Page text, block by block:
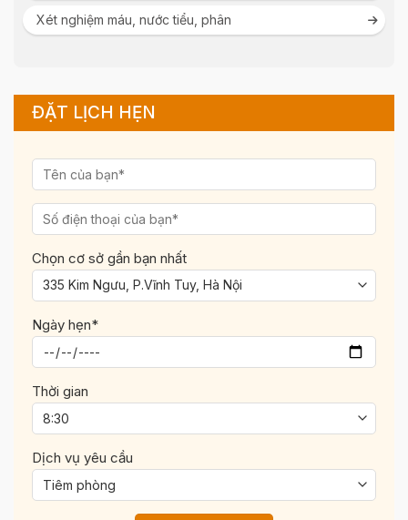
Xét nghiệm máu, nước tiểu, phân
ĐẶT LỊCH HẸN
Chọn cơ sở gần bạn nhất
Ngày hẹn*
Thời gian
Dịch vụ yêu cầu